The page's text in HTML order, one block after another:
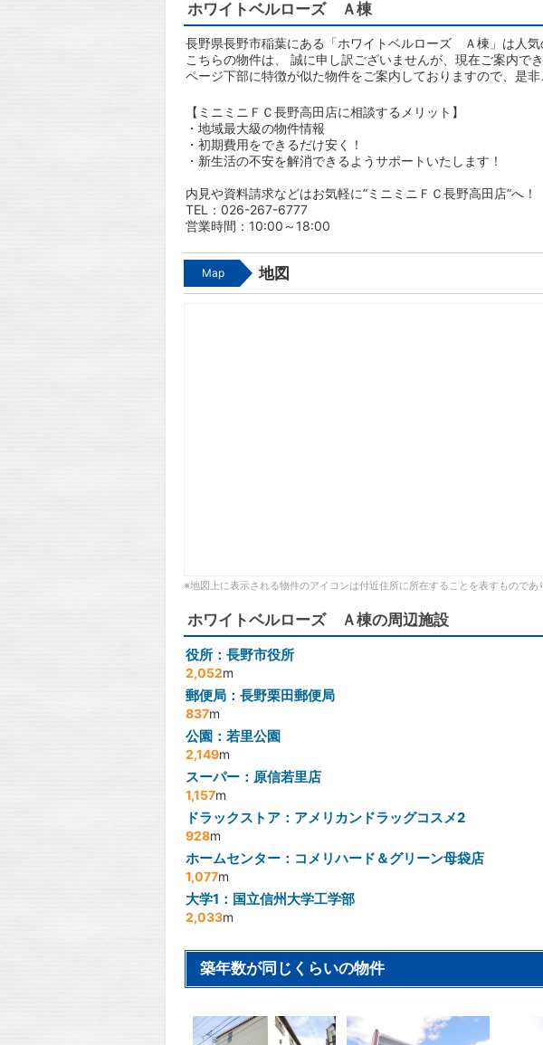
ホワイトベルローズ Ａ棟
長野県長野市稲葉にある「ホワイトベルローズ Ａ棟」は人気
こちらの物件は、 誠に申し訳ございませんが、現在ご案内で
ページ下部に特徴が似た物件をご案内しておりますので、是非
【ミニミニＦＣ長野高田店に相談するメリット】
・地域最大級の物件情報
・初期費用をできるだけ安く！
・新生活の不安を解消できるようサポートいたします！
内見や資料請求などはお気軽に”ミニミニＦＣ長野高田店”へ！
TEL：026-267-6777
営業時間：10:00～18:00
Map 地図
※地図上に表示される物件のアイコンは付近住所に所在することを表すものであ
ホワイトベルローズ Ａ棟の周辺施設
役所：長野市役所
2,052m
郵便局：長野栗田郵便局
837m
公園：若里公園
2,149m
スーパー：原信若里店
1,157m
ドラックストア：アメリカンドラッグコスメ2
928m
ホームセンター：コメリハード＆グリーン母袋店
1,077m
大学1：国立信州大学工学部
2,033m
築年数が同じくらいの物件